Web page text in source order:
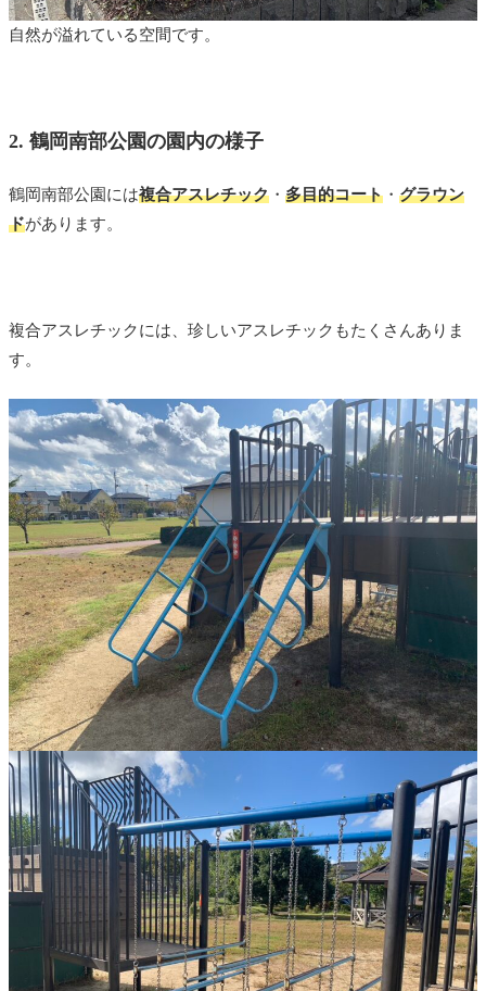
自然が溢れている空間です。
2. 鶴岡南部公園の園内の様子
鶴岡南部公園には複合アスレチック ・ 多目的コート ・ グラウン
ドがあります。
複合アスレチックには、珍しいアスレチックもたくさんありま
す。